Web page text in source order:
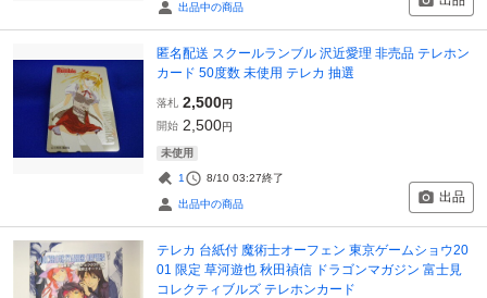
出品中の商品
匿名配送 スクールランブル 沢近愛理 非売品 テレホン
カード 50度数 未使用 テレカ 抽選
落札 2,500円
開始 2,500円
未使用
1 8/10 03:27終了
出品中の商品 出品
テレカ 台紙付 魔術士オーフェン 東京ゲームショウ20
01 限定 草河遊也 秋田禎信 ドラゴンマガジン 富士見
コレクティブルズ テレホンカード